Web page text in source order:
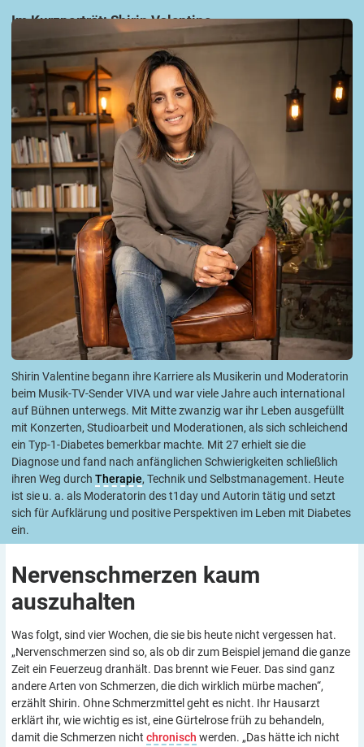
Im Kurzporträt: ShirinValentine
Shirin Valentine begann ihre Karriere als Musikerin und Moderatorin
beim Musik-TV-Sender VIVA und war viele Jahre auch international
auf Bühnen unterwegs. Mit Mitte zwanzig war ihr Leben ausgefüllt
mit Konzerten, Studioarbeit und Moderationen, als sich schleichend
ein Typ-1-Diabetes bemerkbar machte. Mit 27 erhielt sie die
Diagnose und fand nach anfänglichen Schwierigkeiten schließlich
ihren Weg durch Therapie, Technik und Selbstmanagement. Heute
ist sie u. a. als Moderatorin des t1day und Autorin tätig und setzt
sich für Aufklärung und positive Perspektiven im Leben mit Diabetes
ein.
Nervenschmerzen kaum
auszuhalten
Was folgt, sind vier Wochen, die sie bis heute nicht vergessen hat.
„Nervenschmerzen sind so, als ob dir zum Beispiel jemand die ganze
Zeit ein Feuerzeug dranhält. Das brennt wie Feuer. Das sind ganz
andere Arten von Schmerzen, die dich wirklich mürbe machen“,
erzählt Shirin. Ohne Schmerzmittel geht es nicht. Ihr Hausarzt
erklärt ihr, wie wichtig es ist, eine Gürtelrose früh zu behandeln,
damit die Schmerzen nicht chronisch werden. „Das hätte ich nicht